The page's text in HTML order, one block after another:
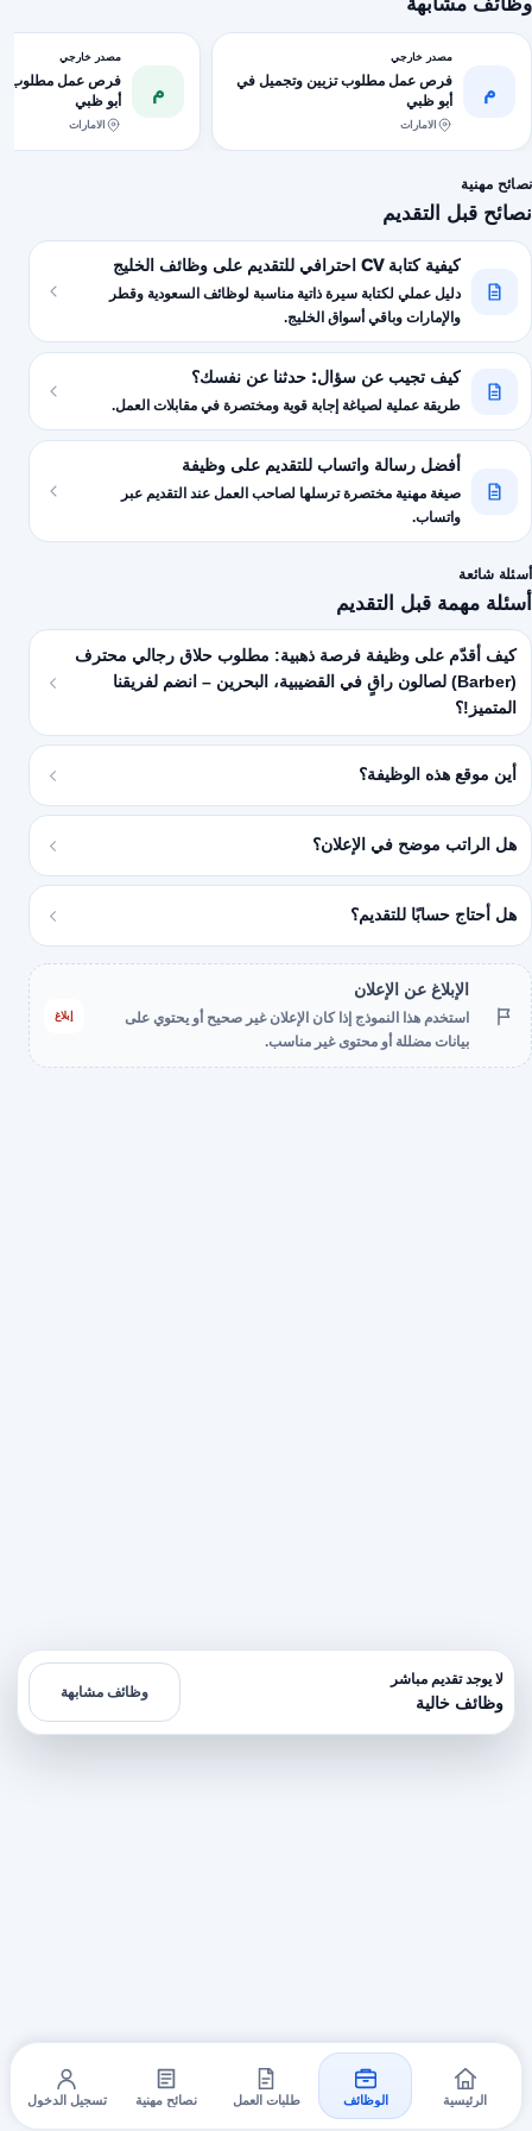
م
مصدر خارجي
فرص عمل مطلوب تزيين وتجميل في
أبو ظبي
الامارات
م
مصدر خارجي
فرص عمل مطلوب
أبو ظبي
الامارات
نصائح مهنية
نصائح قبل التقديم
كيفية كتابة CV احترافي للتقديم على وظائف الخليج
دليل عملي لكتابة سيرة ذاتية مناسبة لوظائف السعودية وقطر
والإمارات وباقي أسواق الخليج.
كيف تجيب عن سؤال: حدثنا عن نفسك؟
طريقة عملية لصياغة إجابة قوية ومختصرة في مقابلات العمل.
أفضل رسالة واتساب للتقديم على وظيفة
صيغة مهنية مختصرة ترسلها لصاحب العمل عند التقديم عبر
واتساب.
أسئلة شائعة
أسئلة مهمة قبل التقديم
كيف أقدّم على وظيفة فرصة ذهبية: مطلوب حلاق رجالي محترف
(Barber) لصالون راقٍ في القضيبية، البحرين – انضم لفريقنا
المتميز!؟
أين موقع هذه الوظيفة؟
هل الراتب موضح في الإعلان؟
هل أحتاج حسابًا للتقديم؟
الإبلاغ عن الإعلان
استخدم هذا النموذج إذا كان الإعلان غير صحيح أو يحتوي على
بيانات مضللة أو محتوى غير مناسب.
إبلاغ
لا يوجد تقديم مباشر
وظائف خالية
وظائف مشابهة
الرئيسية الوظائف طلبات العمل نصائح مهنية تسجيل الدخول